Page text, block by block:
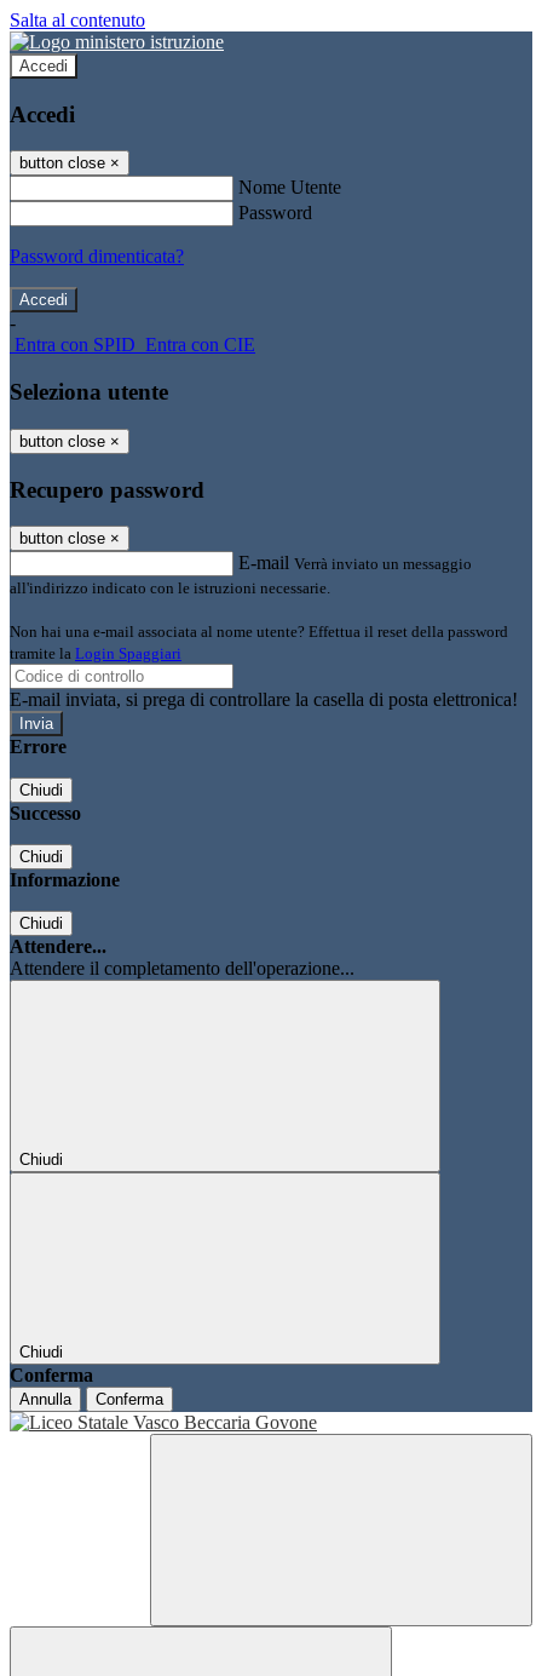
Salta al contenuto
Accedi
Accedi
button close ×
Nome Utente
Password
Password dimenticata?
-
Entra con SPID Entra con CIE
Seleziona utente
button close ×
Recupero password
button close ×
E-mail Verrà inviato un messaggio
all'indirizzo indicato con le istruzioni necessarie.
Non hai una e-mail associata al nome utente? Effettua il reset della password
tramite la Login Spaggiari
E-mail inviata, si prega di controllare la casella di posta elettronica!
Errore
Chiudi
Successo
Chiudi
Informazione
Chiudi
Attendere...
Attendere il completamento dell'operazione...
Chiudi
Chiudi
Conferma
Annulla Conferma